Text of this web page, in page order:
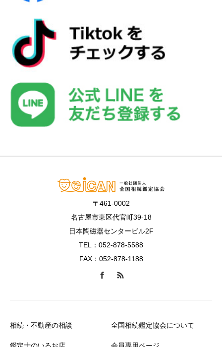
〒461-0002
名古屋市東区代官町39-18
日本陶磁器センタービル2F
TEL：052-878-5588
FAX：052-878-1188
相続・不動産の相談 全国相続鑑定協会について